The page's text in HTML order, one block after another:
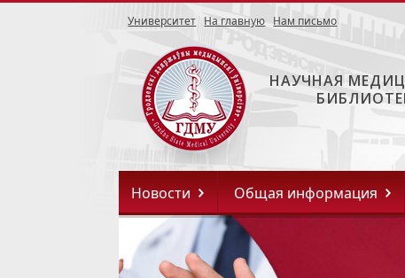
Университет На главную Нам письмо
НАУЧНАЯ
Новости Общая информация